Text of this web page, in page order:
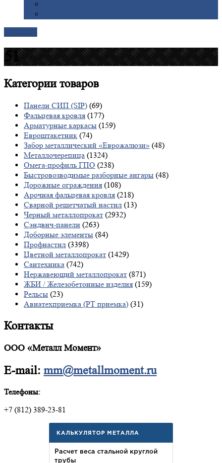
51
Категориитоваров
Панели СИП (SIP) (69)
Фальцевая кровля (177)
Арматурные каркасы (159)
Евроштакетник (74)
Забор металлический «Еврожалюзи» (48)
Металлочерепица (1324)
Омега-профиль ГПО (238)
Быстровозводимые разборные ангары (48)
Дорожные ограждения (108)
Арочная фальцевая кровля (218)
Сварной решетчатый настил (13)
Черный металлопрокат (2932)
Сэндвич-панели (263)
Доборные элементы (84)
Профнастил (3398)
Цветной металлопрокат (1429)
Сантехника (742)
Нержавеющий металлопрокат (871)
ЖБИ / Железобетонные изделия (159)
Рельсы (23)
Авиатехприемка (РТ приемка) (31)
Контакты
ООО «Металл Момент»
E-mail: mm@metallmoment.ru
Телефоны:
+7 (812) 389-23-81